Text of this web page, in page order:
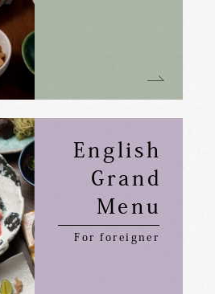
English
Grand
Menu
For foreigner